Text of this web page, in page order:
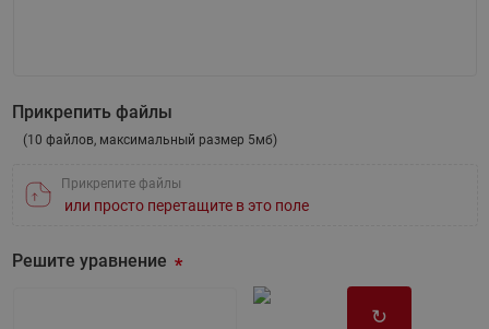
Прикрепить файлы
(10 файлов, максимальный размер 5мб)
Прикрепите файлы
или просто перетащите в это поле
Решите уравнение
↻